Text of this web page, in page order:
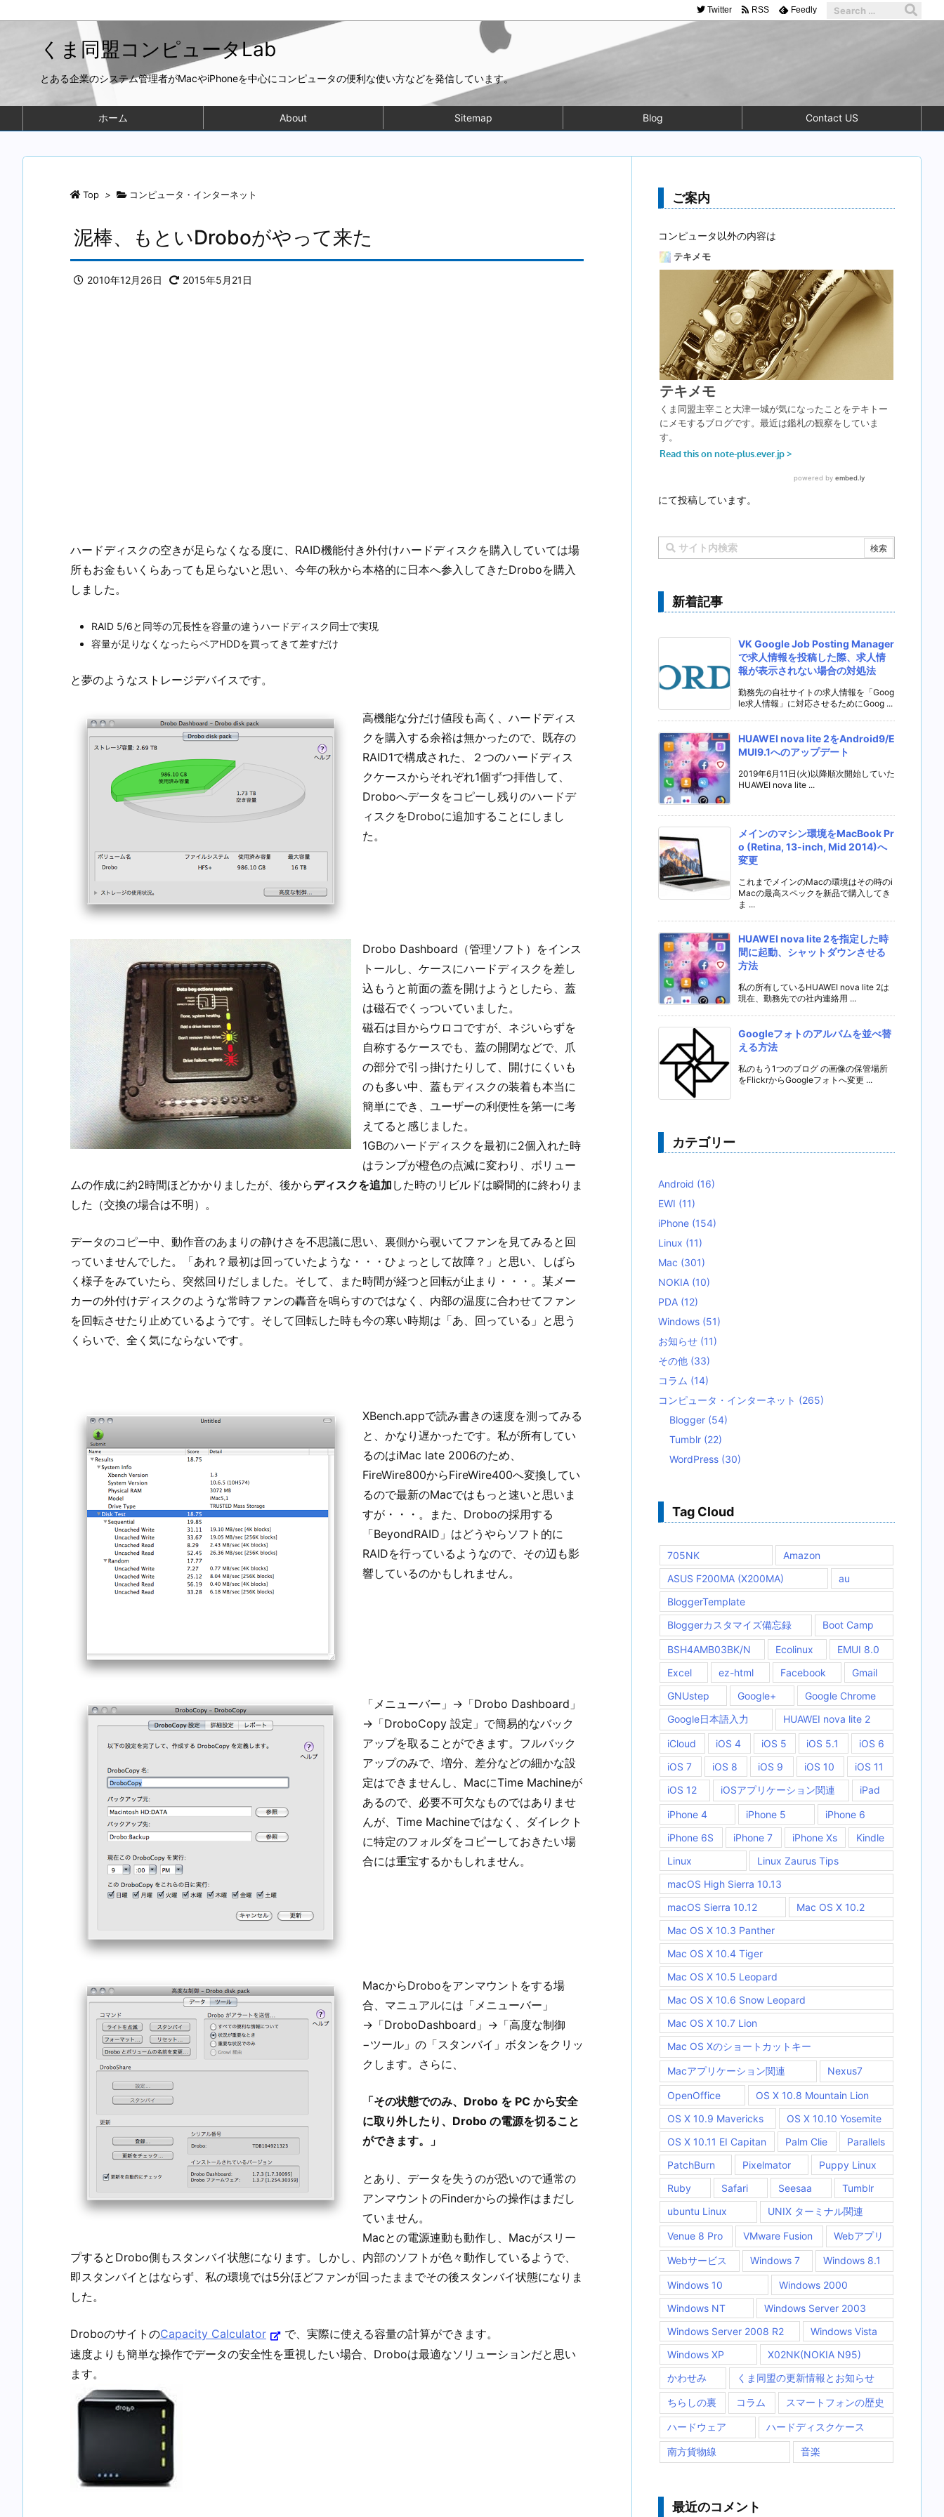
くま同盟コンピュータLab
とある企業のシステム管理者がMacやiPhoneを中心にコンピュータの便利な使い方などを発信しています。
ホーム About Sitemap Blog Contact US
Twitter RSS Feedly
Top > コンピュータ・インターネット
泥棒、もといDroboがやって来た
2010年12月26日 2015年5月21日
ハードディスクの空きが足らなくなる度に、RAID機能付き外付けハードディスクを購入していては場
所もお金もいくらあっても足らないと思い、今年の秋から本格的に日本へ参入してきたDroboを購入
しました。
RAID 5/6と同等の冗長性を容量の違うハードディスク同士で実現
容量が足りなくなったらベアHDDを買ってきて差すだけ
と夢のようなストレージデバイスです。
高機能な分だけ値段も高く、ハードディス
クを購入する余裕は無かったので、既存の
RAID1で構成された、２つのハードディス
クケースからそれぞれ1個ずつ拝借して、
Droboへデータをコピーし残りのハードデ
ィスクをDroboに追加することにしまし
た。
Drobo Dashboard（管理ソフト）をインス
トールし、ケースにハードディスクを差し
込もうと前面の蓋を開けようとしたら、蓋
は磁石でくっついていました。
磁石は目からウロコですが、ネジいらずを
自称するケースでも、蓋の開閉などで、爪
の部分で引っ掛けたりして、開けにくいも
のも多い中、蓋もディスクの装着も本当に
簡単にでき、ユーザーの利便性を第一に考
えてると感じました。
1GBのハードディスクを最初に2個入れた時
はランプが橙色の点滅に変わり、ボリュー
ムの作成に約2時間ほどかかりましたが、後からディスクを追加 した時のリビルドは瞬間的に終わりま
した（交換の場合は不明）。
データのコピー中、動作音のあまりの静けさを不思議に思い、裏側から覗いてファンを見てみると回
っていませんでした。「あれ？最初は回っていたような・・・ひょっとして故障？」と思い、しばら
く様子をみていたら、突然回りだしました。そして、また時間が経つと回転が止まり・・・。某メー
カーの外付けディスクのような常時ファンの轟音を鳴らすのではなく、内部の温度に合わせてファン
を回転させたり止めているようです。そして回転した時も今の寒い時期は「あ、回っている」と思う
くらいで、全く気にならないです。
XBench.appで読み書きの速度を測ってみる
と、かなり遅かったです。私が所有してい
るのはiMac late 2006のため、
FireWire800からFireWire400へ変換してい
るので最新のMacではもっと速いと思いま
すが・・・。また、Droboの採用する
「BeyondRAID」はどうやらソフト的に
RAIDを行っているようなので、その辺も影
響しているのかもしれません。
「メニューバー」→「Drobo Dashboard」
→「DroboCopy 設定」で簡易的なバック
アップを取ることができます。フルバック
アップのみで、増分、差分などの細かな設
定はできませんし、MacにTime Machineが
あるので、必要不可欠なものではありませ
んが、Time Machineではなく、ダイレクト
に特定のフォルダをコピーしておきたい場
合には重宝するかもしれません。
MacからDroboをアンマウントをする場
合、マニュアルには「メニューバー」
→「DroboDashboard」→「高度な制御
−ツール」の「スタンバイ」ボタンをクリッ
クします。さらに、
「その状態でのみ、Drobo を PC から安全
に取り外したり、Drobo の電源を切ること
ができます。」
とあり、データを失うのが恐いので通常の
アンマウントのFinderからの操作はまだし
ていません。
Macとの電源連動も動作し、Macがスリー
プするとDrobo側もスタンバイ状態になります。しかし、内部のソフトが色々動作しているようで、
即スタンバイとはならず、私の環境では5分ほどファンが回ったままでその後スタンバイ状態になりま
した。
DroboのサイトのCapacity Calculator
で、実際に使える容量の計算ができます。
速度よりも簡単な操作でデータの安全性を重視したい場合、Droboは最適なソリューションだと思い
ます。
ご案内
コンピュータ以外の内容は
にて投稿しています。
新着記事
VK Google Job Posting Manager
で求人情報を投稿した際、求人情
報が表示されない場合の対処法
勤務先の自社サイトの求人情報を「Goog
le求人情報」に対応させるためにGoog ...
HUAWEI nova lite 2をAndroid9/E
MUI9.1へのアップデート
2019年6月11日(火)以降順次開始していた
HUAWEI nova lite ...
メインのマシン環境をMacBook Pr
o (Retina, 13-inch, Mid 2014)へ
変更
これまでメインのMacの環境はその時のi
Macの最高スペックを新品で購入してき
ま ...
HUAWEI nova lite 2を指定した時
間に起動、シャットダウンさせる
方法
私の所有しているHUAWEI nova lite 2は
現在、勤務先での社内連絡用 ...
Googleフォトのアルバムを並べ替
える方法
私のもう1つのブログ の画像の保管場所
をFlickrからGoogleフォトへ変更 ...
カテゴリー
Android (16)
EWI (11)
iPhone (154)
Linux (11)
Mac (301)
NOKIA (10)
PDA (12)
Windows (51)
お知らせ (11)
その他 (33)
コラム (14)
コンピュータ・インターネット (265)
Blogger (54)
Tumblr (22)
WordPress (30)
Tag Cloud
705NK
Amazon
ASUS F200MA (X200MA)
au
BloggerTemplate
Bloggerカスタマイズ備忘録
Boot Camp
BSH4AMB03BK/N Ecolinux
EMUI 8.0
Excel
ez-html Facebook
Gmail
GNUstep
Google+
Google Chrome
Google日本語入力
HUAWEI nova lite 2
iCloud iOS 4 iOS 5 iOS 5.1
iOS 6
iOS 7
iOS 8 iOS 9 iOS 10
iOS 11
iOS 12
iOSアプリケーション関連 iPad
iPhone 4 iPhone 5
iPhone 6
iPhone 6S
iPhone 7 iPhone Xs
Kindle
Linux
Linux Zaurus Tips
macOS High Sierra 10.13
macOS Sierra 10.12
Mac OS X 10.2
Mac OS X 10.3 Panther
Mac OS X 10.4 Tiger
Mac OS X 10.5 Leopard
Mac OS X 10.6 Snow Leopard
Mac OS X 10.7 Lion
Mac OS Xのショートカットキー
Macアプリケーション関連 Nexus7
OpenOffice
OS X 10.8 Mountain Lion
OS X 10.9 Mavericks
OS X 10.10 Yosemite
OS X 10.11 EI Capitan
Palm Clie
Parallels
PatchBurn
Pixelmator
Puppy Linux
Ruby
Safari Seesaa
Tumblr
ubuntu Linux
UNIX ターミナル関連
Venue 8 Pro VMware Fusion Webアプリ
Webサービス Windows 7 Windows 8.1
Windows 10
Windows 2000
Windows NT
Windows Server 2003
Windows Server 2008 R2
Windows Vista
Windows XP
X02NK(NOKIA N95)
かわせみ
くま同盟の更新情報とお知らせ
ちらしの裏 コラム スマートフォンの歴史
ハードウェア ハードディスクケース
南方貨物線 音楽
最近のコメント